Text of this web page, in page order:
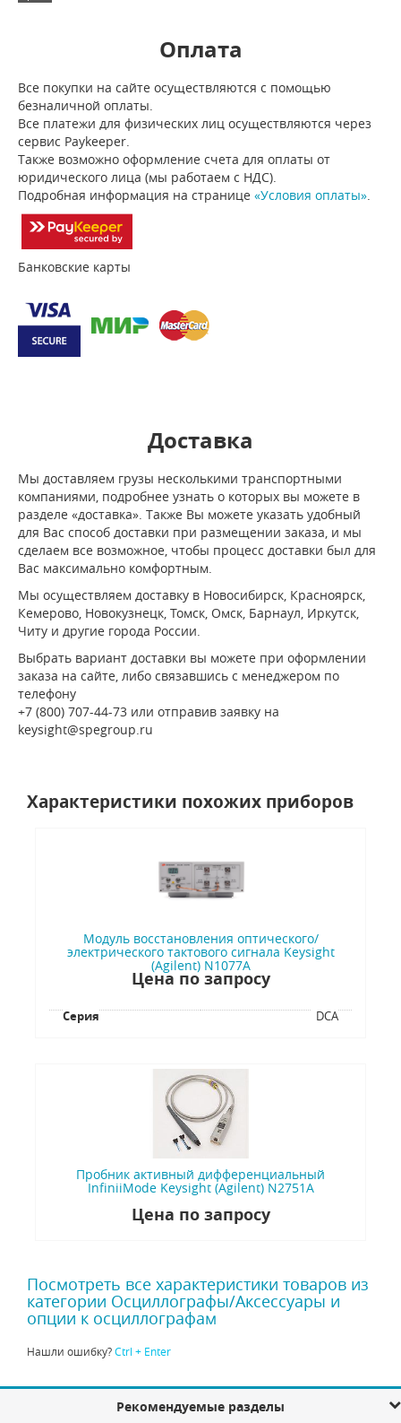
Оплата
Все покупки на сайте осуществляются с помощью
безналичной оплаты.
Все платежи для физических лиц осуществляются через
сервис Paykeeper.
Также возможно оформление счета для оплаты от
юридического лица (мы работаем с НДС).
Подробная информация на странице «Условия оплаты».
Банковские карты
Доставка
Мы доставляем грузы несколькими транспортными
компаниями, подробнее узнать о которых вы можете в
разделе «доставка». Также Вы можете указать удобный
для Вас способ доставки при размещении заказа, и мы
сделаем все возможное, чтобы процесс доставки был для
Вас максимально комфортным.
Мы осуществляем доставку в Новосибирск, Красноярск,
Кемерово, Новокузнецк, Томск, Омск, Барнаул, Иркутск,
Читу и другие города России.
Выбрать вариант доставки вы можете при оформлении
заказа на сайте, либо связавшись с менеджером по
телефону
+7 (800) 707-44-73 или отправив заявку на
keysight@spegroup.ru
Характеристики похожих приборов
Модуль восстановления оптического/
электрического тактового сигнала Keysight
(Agilent) N1077A
Цена по запросу
Серия DCA
Пробник активный дифференциальный
InfiniiMode Keysight (Agilent) N2751A
Цена по запросу
Посмотреть все характеристики товаров из
категории Осциллографы/Аксессуары и
опции к осциллографам
Нашли ошибку?Ctrl + Enter
Рекомендуемые разделы